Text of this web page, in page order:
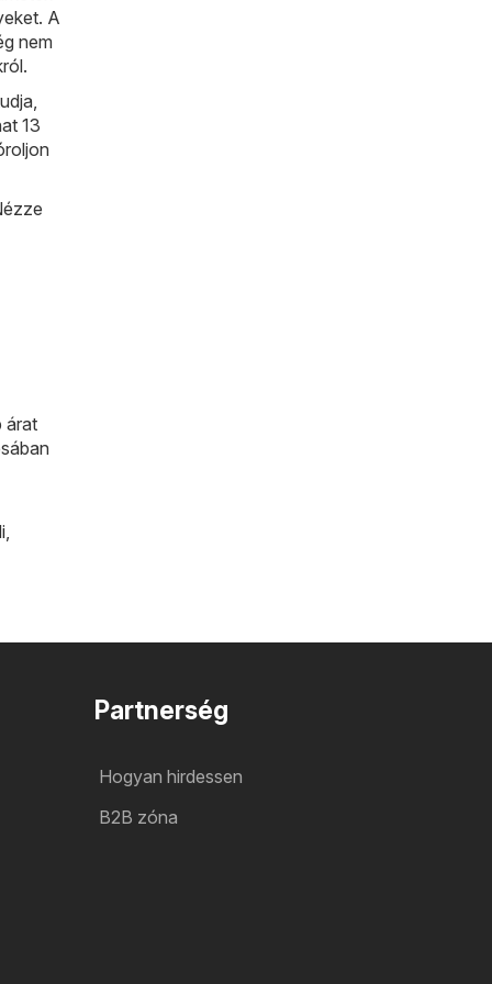
A
nem
13
árat
Partnerség
Hogyan hirdessen
B2B zóna